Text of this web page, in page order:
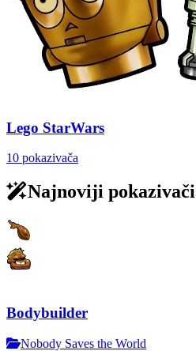
Lego StarWars
10 pokazivača
Najnoviji pokazivači
Bodybuilder
Nobody Saves the World